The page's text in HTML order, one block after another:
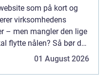
som på kort og
virksomhedens
– men mangler den lige
flytte nålen? Så bør du
01 August 2026